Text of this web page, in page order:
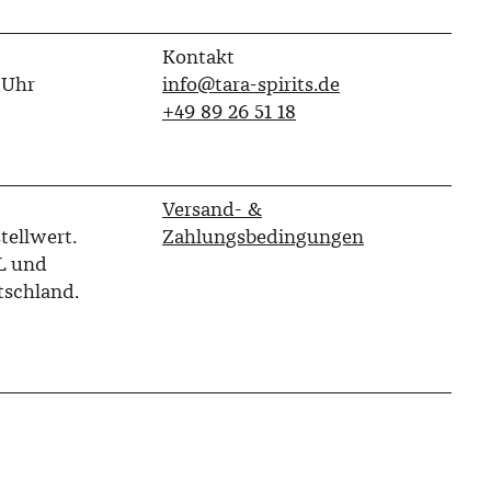
Kontakt
info@tara-spirits.de
‭+49 89 26 51 18‬
und
Versand- &
Zahlungsbedingungen